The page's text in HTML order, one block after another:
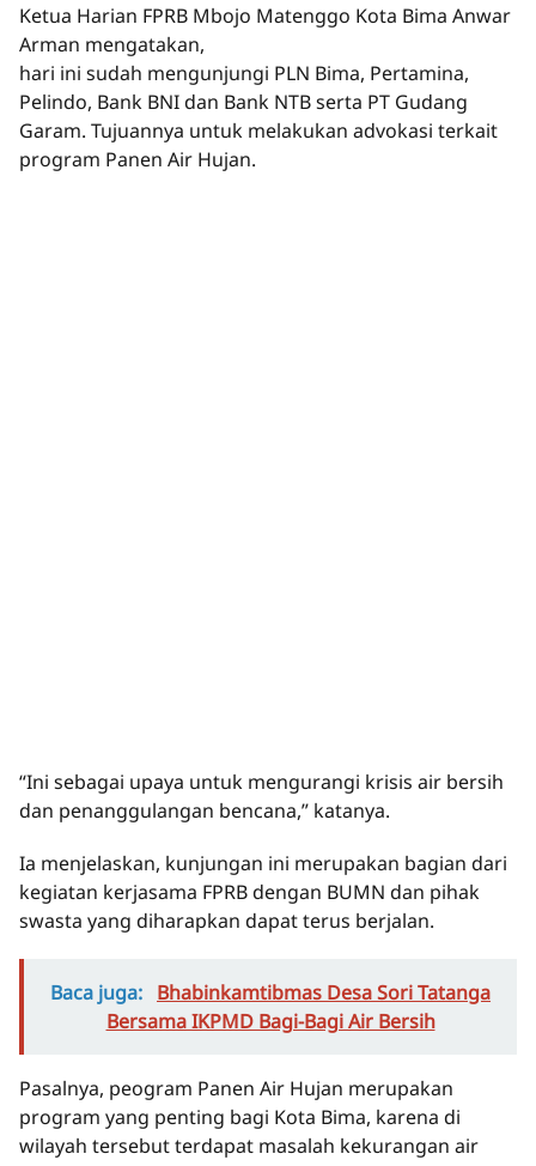
Ketua Harian FPRB Mbojo Matenggo Kota Bima Anwar
Arman mengatakan,
hari ini sudah mengunjungi PLN Bima, Pertamina,
Pelindo, Bank BNI dan Bank NTB serta PT Gudang
Garam. Tujuannya untuk melakukan advokasi terkait
program Panen Air Hujan.
“Ini sebagai upaya untuk mengurangi krisis air bersih
dan penanggulangan bencana,” katanya.
Ia menjelaskan, kunjungan ini merupakan bagian dari
kegiatan kerjasama FPRB dengan BUMN dan pihak
swasta yang diharapkan dapat terus berjalan.
Baca juga: Bhabinkamtibmas Desa Sori Tatanga
Bersama IKPMD Bagi-Bagi Air Bersih
Pasalnya, peogram Panen Air Hujan merupakan
program yang penting bagi Kota Bima, karena di
wilayah tersebut terdapat masalah kekurangan air